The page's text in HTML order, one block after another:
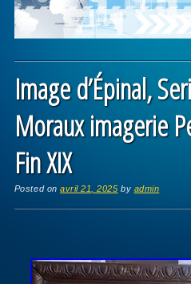
Image d’Épinal,
Moraux imagerie
Fin XIX
Posted onavril 21, 2025 by admin